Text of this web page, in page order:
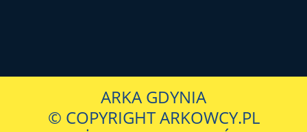
ARKA GDYNIA
© COPYRIGHT ARKOWCY.PL